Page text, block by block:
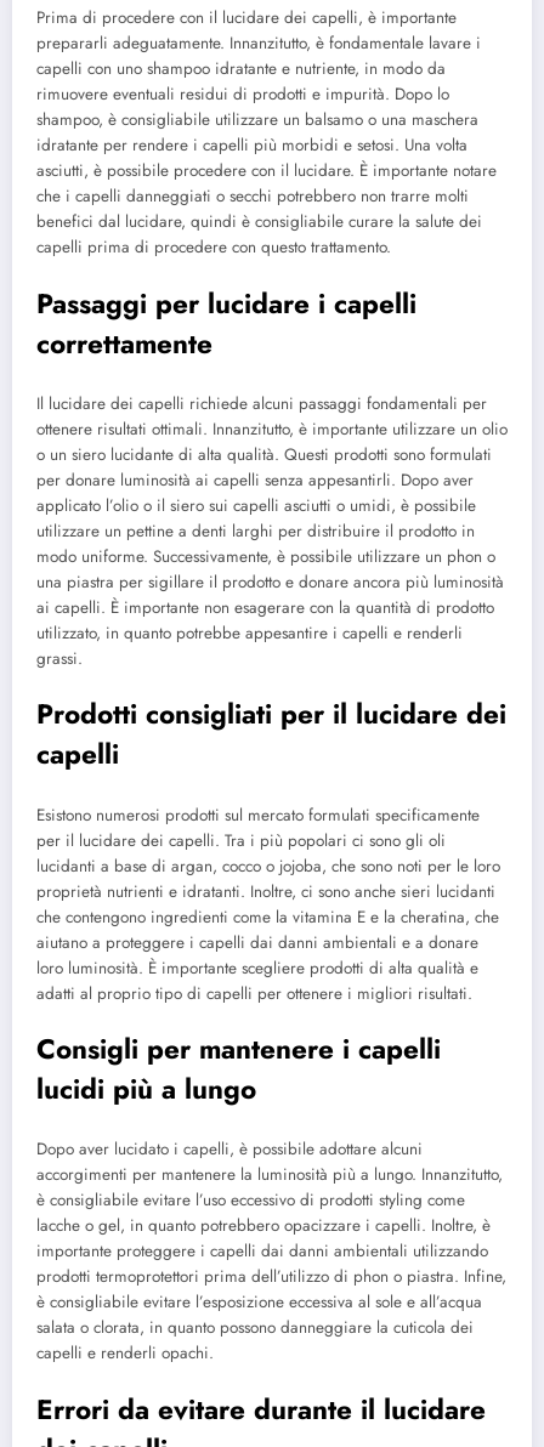
Prima di procedere con il lucidare dei capelli, è importante
prepararli adeguatamente. Innanzitutto, è fondamentale lavare i
capelli con uno shampoo idratante e nutriente, in modo da
rimuovere eventuali residui di prodotti e impurità. Dopo lo
shampoo, è consigliabile utilizzare un balsamo o una maschera
idratante per rendere i capelli più morbidi e setosi. Una volta
asciutti, è possibile procedere con il lucidare. È importante notare
che i capelli danneggiati o secchi potrebbero non trarre molti
benefici dal lucidare, quindi è consigliabile curare la salute dei
capelli prima di procedere con questo trattamento.
Passaggi per lucidare i capelli
correttamente
Il lucidare dei capelli richiede alcuni passaggi fondamentali per
ottenere risultati ottimali. Innanzitutto, è importante utilizzare un olio
o un siero lucidante di alta qualità. Questi prodotti sono formulati
per donare luminosità ai capelli senza appesantirli. Dopo aver
applicato l’olio o il siero sui capelli asciutti o umidi, è possibile
utilizzare un pettine a denti larghi per distribuire il prodotto in
modo uniforme. Successivamente, è possibile utilizzare un phon o
una piastra per sigillare il prodotto e donare ancora più luminosità
ai capelli. È importante non esagerare con la quantità di prodotto
utilizzato, in quanto potrebbe appesantire i capelli e renderli
grassi.
Prodotti consigliati per il lucidare dei
capelli
Esistono numerosi prodotti sul mercato formulati specificamente
per il lucidare dei capelli. Tra i più popolari ci sono gli oli
lucidanti a base di argan, cocco o jojoba, che sono noti per le loro
proprietà nutrienti e idratanti. Inoltre, ci sono anche sieri lucidanti
che contengono ingredienti come la vitamina E e la cheratina, che
aiutano a proteggere i capelli dai danni ambientali e a donare
loro luminosità. È importante scegliere prodotti di alta qualità e
adatti al proprio tipo di capelli per ottenere i migliori risultati.
Consigli per mantenere i capelli
lucidi più a lungo
Dopo aver lucidato i capelli, è possibile adottare alcuni
accorgimenti per mantenere la luminosità più a lungo. Innanzitutto,
è consigliabile evitare l’uso eccessivo di prodotti styling come
lacche o gel, in quanto potrebbero opacizzare i capelli. Inoltre, è
importante proteggere i capelli dai danni ambientali utilizzando
prodotti termoprotettori prima dell’utilizzo di phon o piastra. Infine,
è consigliabile evitare l’esposizione eccessiva al sole e all’acqua
salata o clorata, in quanto possono danneggiare la cuticola dei
capelli e renderli opachi.
Errori da evitare durante il lucidare